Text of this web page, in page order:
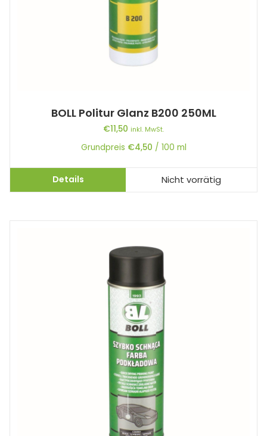
BOLL Politur Glanz B200 250ML
€11,50 inkl. MwSt.
Grundpreis €4,50 / 100 ml
Details Nicht vorrätig